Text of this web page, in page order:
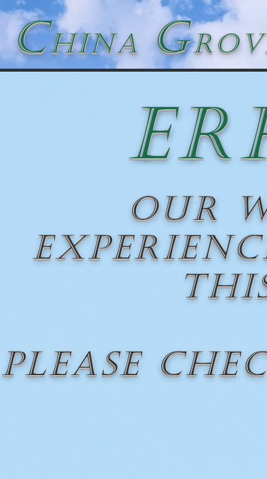
ChinaG
Our
Please